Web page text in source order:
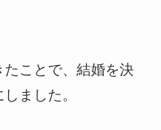
ことで、結婚を決
ました。